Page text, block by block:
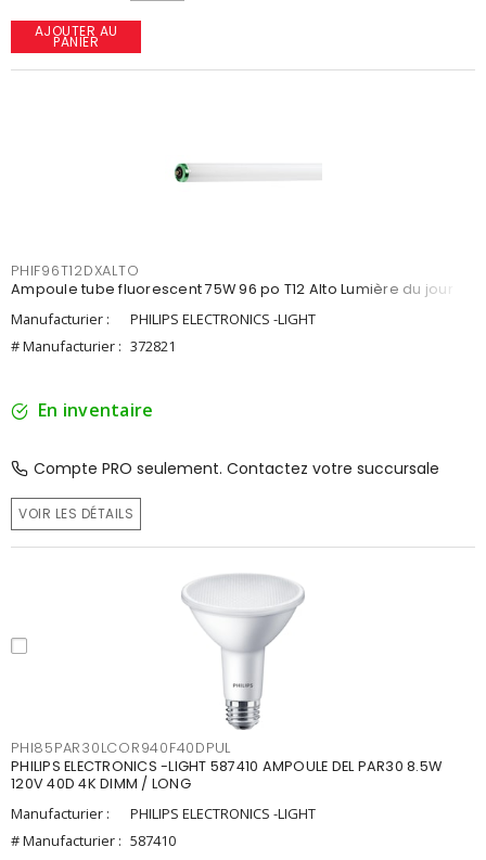
AJOUTER AU
PANIER
PHIF96T12DXALTO
Ampoule tube fluorescent 75W 96 po T12 Alto Lumière du jour
Manufacturier :
PHILIPS ELECTRONICS -LIGHT
# Manufacturier : 372821
En inventaire
Compte PRO seulement. Contactez votre succursale
VOIR LES DÉTAILS
PHI85PAR30LCOR940F40DPUL
PHILIPS ELECTRONICS -LIGHT 587410 AMPOULE DEL PAR30 8.5W
120V 40D 4K DIMM / LONG
Manufacturier :
PHILIPS ELECTRONICS -LIGHT
# Manufacturier : 587410